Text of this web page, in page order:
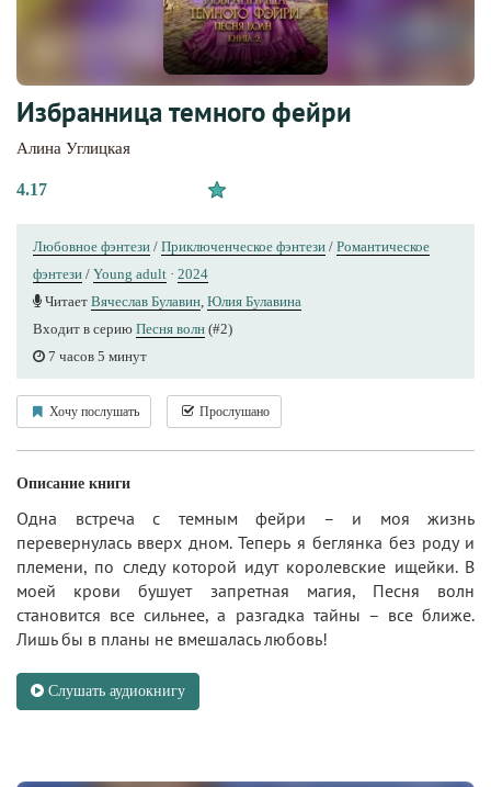
Избранница темного фейри
Алина Углицкая
4.17
Любовное фэнтези / Приключенческое фэнтези / Романтическое
фэнтези / Young adult · 2024
Читает Вячеслав Булавин Юлия Булавина
Входит в серию Песня волн (#2)
7 часов 5 минут
Хочу послушать Прослушано
Описание книги
Одна встреча с темным фейри – и моя жизнь
перевернулась вверх дном. Теперь я беглянка без роду и
племени, по следу которой идут королевские ищейки. В
моей крови бушует запретная магия, Песня волн
становится все сильнее, а разгадка тайны – все ближе.
Лишь бы в планы не вмешалась любовь!
Слушать аудиокнигу